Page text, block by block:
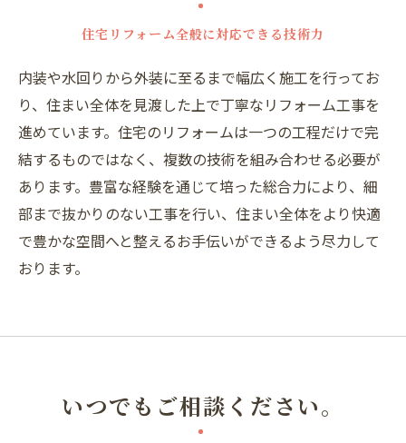
住宅リフォーム全般に対応できる技術力
内装や水回りから外装に至るまで幅広く施工を行ってお
り、住まい全体を見渡した上で丁寧なリフォーム工事を
進めています。住宅のリフォームは一つの工程だけで完
結するものではなく、複数の技術を組み合わせる必要が
あります。豊富な経験を通じて培った総合力により、細
部まで抜かりのない工事を行い、住まい全体をより快適
で豊かな空間へと整えるお手伝いができるよう尽力して
おります。
いつでもご相談ください。